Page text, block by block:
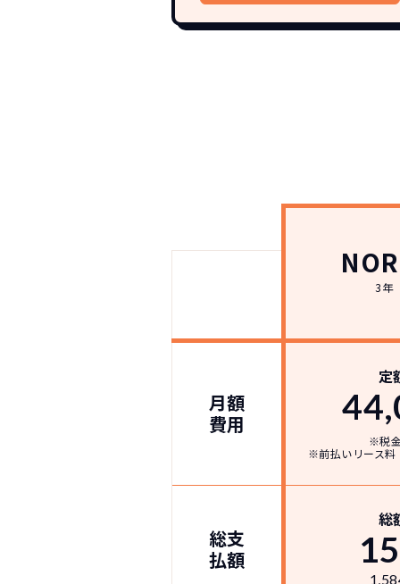
3年
月額
費用
定
※税
※前払いリース料
総支
払額
総
常に新車なので
月々